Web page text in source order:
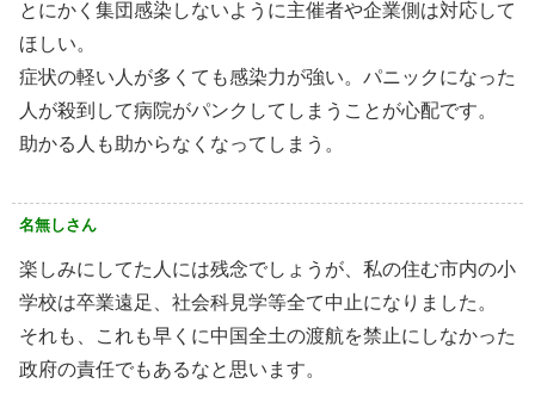
とにかく集団感染しないように主催者や企業側は対応して
ほしい。
症状の軽い人が多くても感染力が強い。パニックになった
人が殺到して病院がパンクしてしまうことが心配です。
助かる人も助からなくなってしまう。
名無しさん
楽しみにしてた人には残念でしょうが、私の住む市内の小
学校は卒業遠足、社会科見学等全て中止になりました。
それも、これも早くに中国全土の渡航を禁止にしなかった
政府の責任でもあるなと思います。